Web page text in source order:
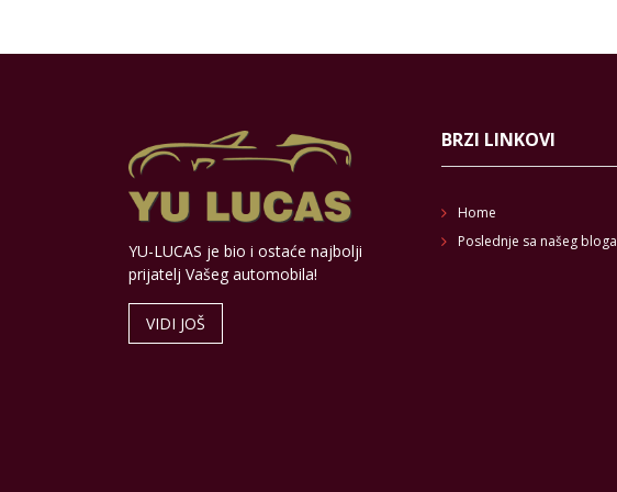
YU-LUCAS je bio i ostaće najbolji
prijatelj Vašeg automobila!
VIDI JOŠ
BRZI LINKOVI
Home
Poslednje sa našeg bloga